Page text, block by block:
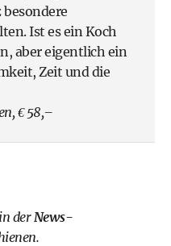
Ist es ein Koch
aber eigentlich ein
Zeit und die
€ 58,–
der News-